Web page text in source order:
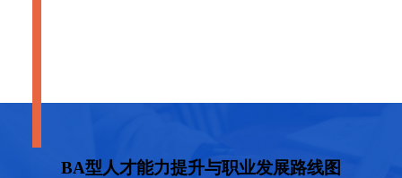
BA型人才能力提升与职业发展路线图